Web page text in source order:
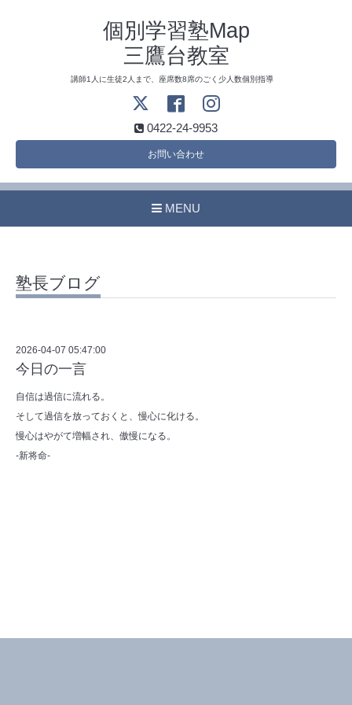
個別学習塾Map
三鷹台教室
講師1人に生徒2人まで、座席数8席のごく少人数個別指導
0422-24-9953
お問い合わせ
MENU
塾長ブログ
2026-04-07 05:47:00
今日の一言
自信は過信に流れる。
そして過信を放っておくと、慢心に化ける。
慢心はやがて増幅され、傲慢になる。
-新将命-